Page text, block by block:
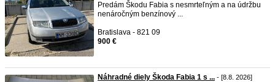
Predám Škodu Fabia s nesmrteľným a na údržbu
nenáročným benzínový ...
Bratislava - 821 09
900 €
Náhradné diely Škoda Fabia 1 s ... - [8.8. 2026]